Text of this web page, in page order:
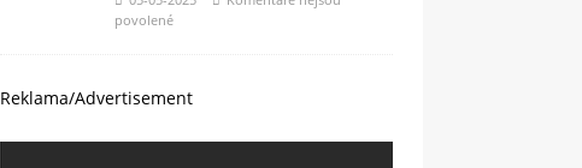
povolené
Reklama/Advertisement